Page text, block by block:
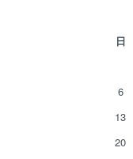
日
6
13
20